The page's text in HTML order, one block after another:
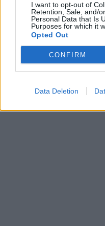
I want to opt-out of
Retention, Sale, and/
Personal Data that Is
Purposes for which it
Opted Out
CONFIRM
Data Deletion